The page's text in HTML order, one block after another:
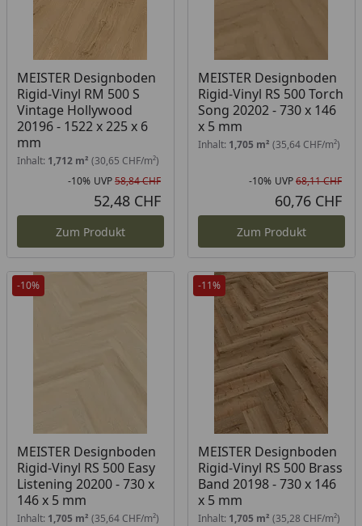
MEISTER Designboden
Rigid-Vinyl RM 500 S
Vintage Hollywood
20196 - 1522 x 225 x 6
mm
Inhalt: 1,712 m² (30,65 CHF/m²)
Rabatt in Prozent
-10%
Ursprünglicher Preis
UVP58,84 CHF
52,48 CHF
Zum Produkt
MEISTER Designboden
Rigid-Vinyl RS 500 Torch
Song 20202 - 730 x 146
x 5 mm
Inhalt: 1,705 m² (35,64 CHF/m²)
-10% UVP68,11 CHF
60,76 CHF
Zum Produkt
-10%
MEISTER Designboden
Rigid-Vinyl RS 500 Easy
Listening 20200 - 730 x
146 x 5 mm
Inhalt: 1,705 m² (35,64 CHF/m²)
-11%
MEISTER Designboden
Rigid-Vinyl RS 500 Brass
Band 20198 - 730 x 146
x 5 mm
Inhalt: 1,705 m² (35,28 CHF/m²)